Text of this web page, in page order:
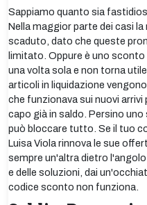
Sappiamo quanto sia
Nella maggior parte dei casi
scaduto, dato che queste
limitato. Oppure è uno
una volta sola e non torna
articoli in liquidazione
che funzionava sui nuovi arrivi
capo già in saldo. Persino
può bloccare tutto. Se il tuo
Luisa Viola rinnova le sue
sempre un'altra dietro
e delle soluzioni, dai
codice sconto non funziona.